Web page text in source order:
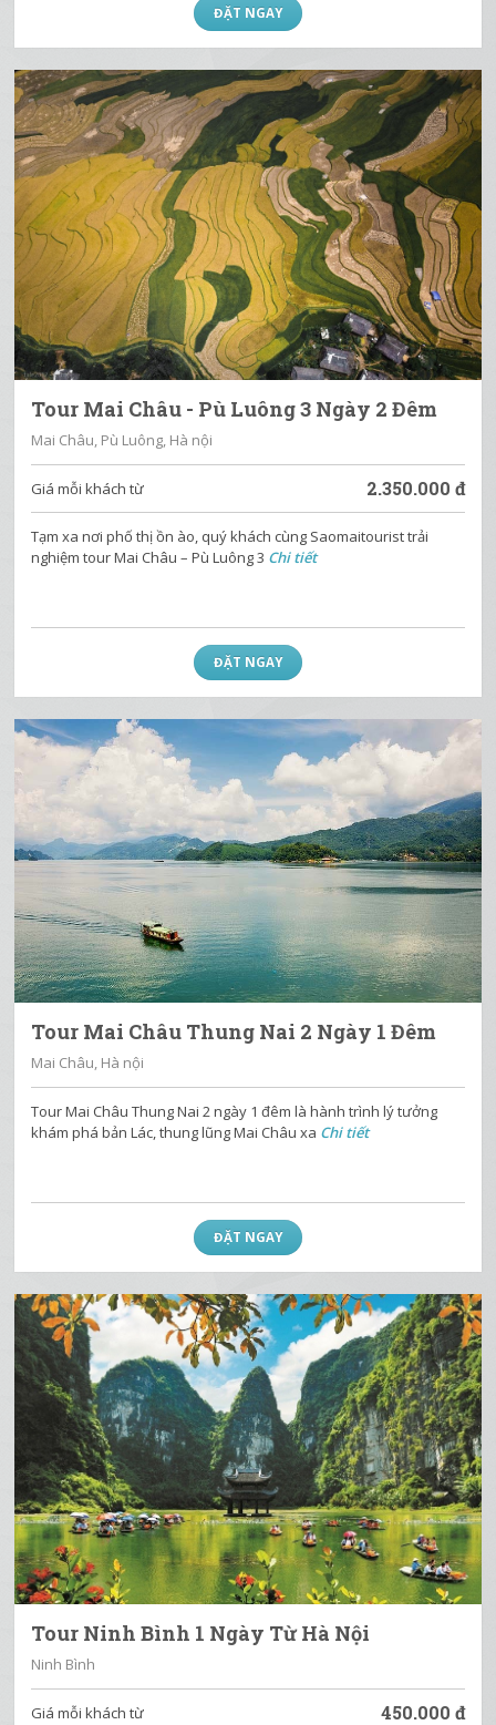
ĐẶT NGAY
Tour Mai Châu - Pù Luông 3 Ngày 2 Đêm
Mai Châu, Pù Luông, Hà nội
Giá mỗi khách từ 2.350.000 đ
Tạm xa nơi phố thị ồn ào, quý khách cùng Saomaitourist trải
nghiệm tour Mai Châu – Pù Luông 3 Chi tiết
ĐẶT NGAY
Tour Mai Châu Thung Nai 2 Ngày 1 Đêm
Mai Châu, Hà nội
Tour Mai Châu Thung Nai 2 ngày 1 đêm là hành trình lý tưởng
khám phá bản Lác, thung lũng Mai Châu xa Chi tiết
ĐẶT NGAY
Tour Ninh Bình 1 Ngày Từ Hà Nội
Ninh Bình
Giá mỗi khách từ 450.000 đ